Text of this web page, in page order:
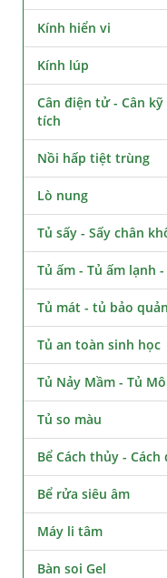
Kính hiển vi
Kính lúp
Cân điện tử - Cân
tích
Nồi hấp tiệt trùng
Lò nung
Tủ sấy - Sấy chân
Tủ ấm - Tủ ấm lạnh -
Tủ mát - tủ bảo
Tủ an toàn sinh học
Tủ Nảy Mầm - Tủ
Tủ so màu
Bể Cách thủy -
Bể rửa siêu âm
Máy li tâm
Bàn soi Gel